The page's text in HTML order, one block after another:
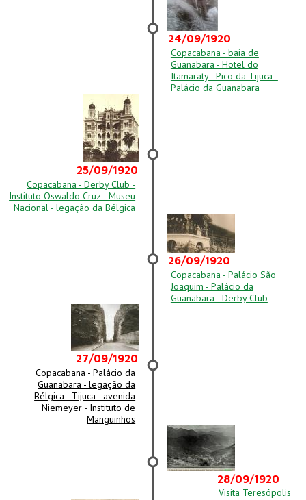
24/09/1920
Copacabana - baia de
Guanabara - Hotel do
Itamaraty - Pico da Tijuca -
Palácio da Guanabara
25/09/1920
Copacabana - Derby Club -
Instituto Oswaldo Cruz - Museu
Nacional - legação da Bélgica
26/09/1920
Copacabana - Palácio São
Joaquim - Palácio da
Guanabara - Derby Club
27/09/1920
Copacabana - Palácio da
Guanabara - legação da
Bélgica - Tijuca - avenida
Niemeyer - Instituto de
Manguinhos
28/09/1920
Visita Teresópolis